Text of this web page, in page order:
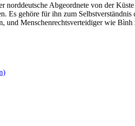
norddeutsche Abgeordnete von der
Es gehöre für ihn zum
und Menschenrechtsverteidiger wie